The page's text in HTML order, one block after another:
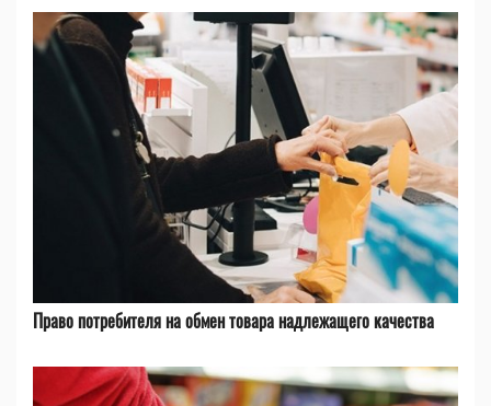
Право потребителя на обмен товара надлежащего качества